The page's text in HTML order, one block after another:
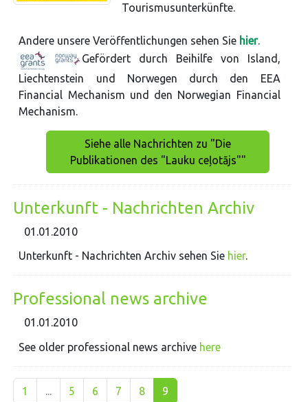
Tourismusunterkünfte.
Andere unsere Veröffentlichungen sehen Sie hier.
Gefördert durch Beihilfe von Island,
Liechtenstein und Norwegen durch den EEA
Financial Mechanism und den Norwegian Financial
Mechanism.
Siehe alle Nachrichten zu "Die
Publikationen des "Lauku ceļotājs""
Unterkunft - Nachrichten Archiv
01.01.2010
Unterkunft - Nachrichten Archiv sehen Sie hier.
Professional news archive
01.01.2010
See older professional news archive here
1 ... 5 6 7 8 9